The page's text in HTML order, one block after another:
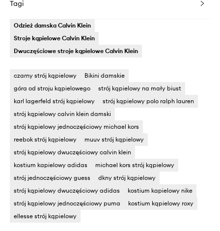
Tagi
Odzież damska Calvin Klein
Stroje kąpielowe Calvin Klein
Dwuczęściowe stroje kąpielowe Calvin Klein
czarny strój kąpielowy
Bikini damskie
góra od stroju kąpielowego
strój kąpielowy na mały biust
karl lagerfeld strój kąpielowy
strój kąpielowy polo ralph lauren
strój kąpielowy calvin klein damski
strój kąpielowy jednoczęściowy michael kors
reebok strój kąpielowy
muuv strój kąpielowy
strój kąpielowy dwuczęściowy calvin klein
kostium kapielowy adidas
michael kors strój kąpielowy
strój jednoczęściowy guess
dkny strój kąpielowy
strój kąpielowy dwuczęściowy adidas
kostium kapielowy nike
strój kąpielowy jednoczęściowy puma
kostium kąpielowy roxy
ellesse strój kąpielowy